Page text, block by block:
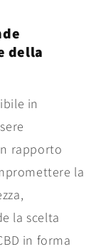
della
in
rapporto
la
la scelta
in forma